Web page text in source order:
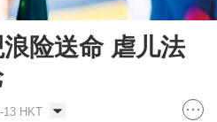
险送命 虐儿法
13 HKT